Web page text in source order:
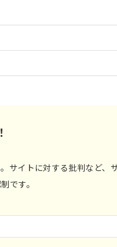
サイトに対する批判など、
です。